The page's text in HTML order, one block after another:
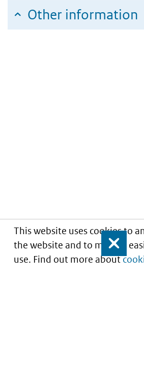
This website uses cookies to
the website and to make it
use. Find out more about
Close
Other information